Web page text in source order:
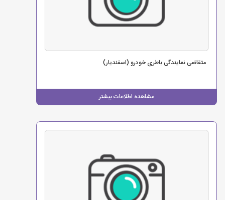
مشاهده اطلاعات بیشتر
متقاضی نمایندگی باطری خودرو (اسفندیار)